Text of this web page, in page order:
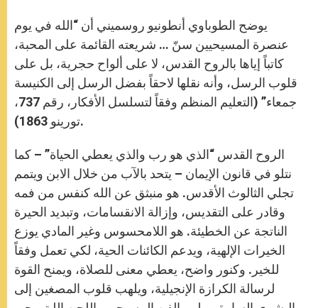
يوضح الطوباوي أنطونيو روسميني أن “الله في يوم
عنصرة المسيحيين سنّ … شريعته القائمة على المحبة،
كاتباً إياها بالروح القدس، لا على ألواح حجرية، بل على
قلوب الرسل، وأنه نقلها لاحقاً بفضل الرسل إلى الكنيسة
جمعاء” (التعليم المنظم وفقاً لتسلسل الأفكار، رقم 737،
تورينو 1863).
الروح القدس “الذي هو رب والذي يعطي الحياة” – كما
نتلو في قانون الإيمان – يتحد بالآب من خلال الابن ويتمم
تجلي الثالوث الأقدس. هو منبثق عن الله كنفس من فمه
وقادر على التقديس، وإزالة الانقسامات، وتبديد الحيرة
الناتجة عن الخطيئة. هو اللامحسوس وغير المادي يوزع
الخيرات الإلهية، ويدعم الكائنات الحية، لكي تعمل وفقاً
للخير. وكنور واضح، يعطي معنى للصلاة، ويمنح القوة
لرسالة الكرازة الإنجيلية، ويلهب قلوب المصغين إلى